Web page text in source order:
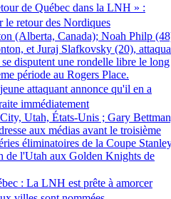
de Québec dans la LNH » :
retour des Nordiques
attaquant annonce qu'il en a
immédiatement
: La LNH est prête à amorcer